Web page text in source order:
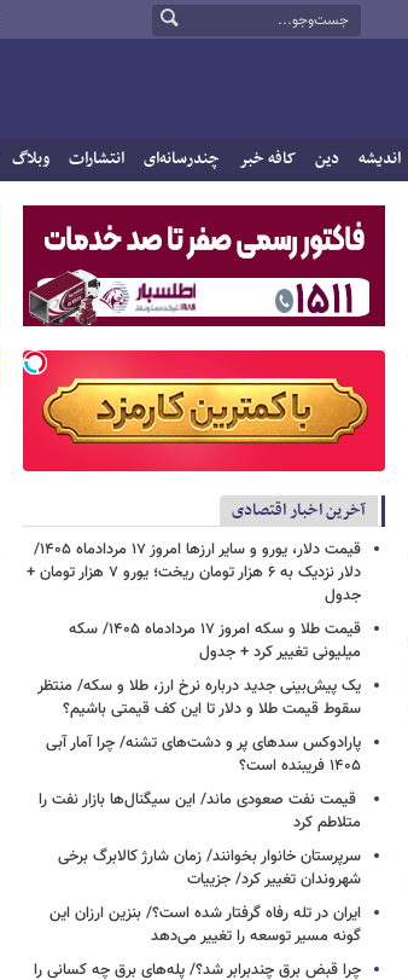
اندیشه دین کافه خبر چندرسانه‌ای انتشارات وبلاگ
آخرین اخبار اقتصادی
قیمت دلار، یورو و سایر ارزها امروز ۱۷ مردادماه ۱۴۰۵/
دلار نزدیک به ۶ هزار تومان ریخت؛ یورو ۷ هزار تومان +
جدول
قیمت طلا و سکه امروز ۱۷ مردادماه ۱۴۰۵/ سکه
میلیونی تغییر کرد + جدول
یک پیش‌بینی جدید درباره نرخ ارز، طلا و سکه/ منتظر
سقوط قیمت طلا و دلار تا این کف قیمتی باشیم؟
پارادوکس سدهای پر و دشت‌های تشنه/ چرا آمار آبی
۱۴۰۵ فریبنده است؟
قیمت نفت صعودی ماند/ این سیگنال‌ها بازار نفت را
متلاطم کرد
سرپرستان خانوار بخوانند/ زمان شارژ کالابرگ برخی
شهروندان تغییر کرد/ جزییات
ایران در تله رفاه گرفتار شده است؟/ بنزین ارزان این
گونه مسیر توسعه را تغییر می‌دهد
چرا قبض برق چندبرابر شد؟/ پله‌های برق چه کسانی را